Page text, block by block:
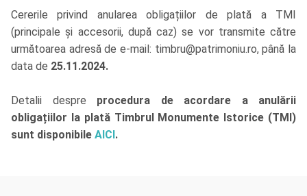
Cererile privind anularea obligațiilor de plată a TMI
(principale și accesorii, după caz) se vor transmite către
următoarea adresă de e-mail: timbru@patrimoniu.ro, până la
data de 25.11.2024.
Detalii despre procedura de acordare a anulării
obligațiilor la plată Timbrul Monumente Istorice (TMI)
sunt disponibile AICI .